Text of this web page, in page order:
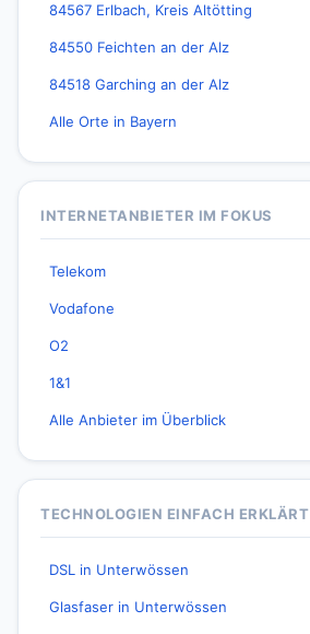
84567 Erlbach, Kreis Altötting
84550 Feichten an der Alz
84518 Garching an der Alz
Alle Orte in Bayern
INTERNETANBIETER IM FOKUS
Telekom
Vodafone
O2
1&1
Alle Anbieter im Überblick
TECHNOLOGIEN EINFACH ERKLÄRT
DSL in Unterwössen
Glasfaser in Unterwössen